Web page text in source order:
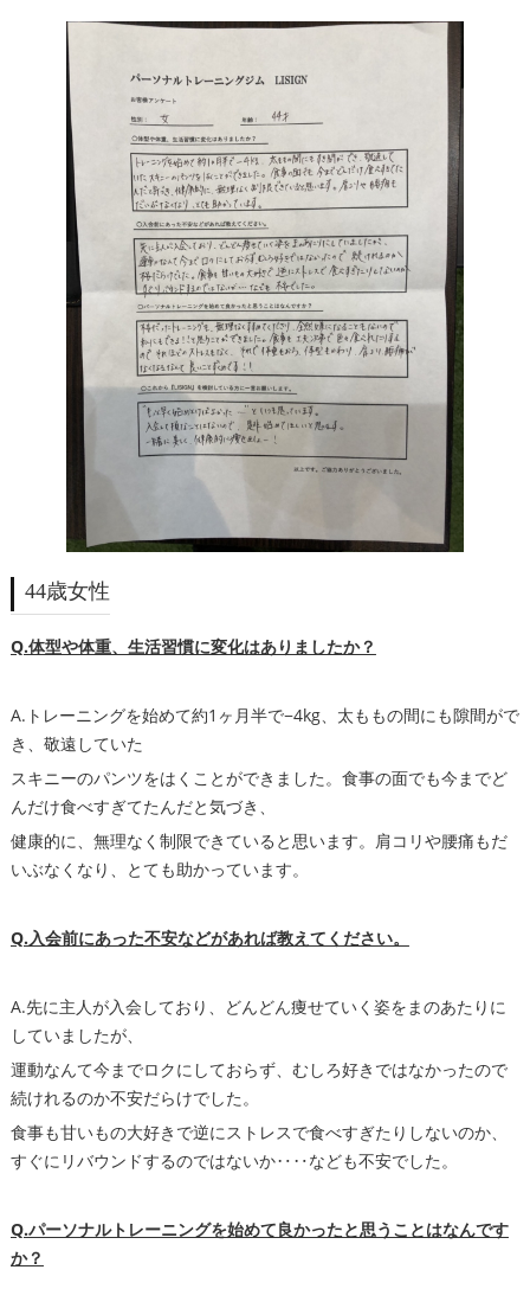
44歳女性
Q.体型や体重、生活習慣に変化はありましたか？
A.トレーニングを始めて約1ヶ月半で−4kg、太ももの間にも隙間がで
き、敬遠していた
スキニーのパンツをはくことができました。食事の面でも今までど
んだけ食べすぎてたんだと気づき、
健康的に、無理なく制限できていると思います。肩コリや腰痛もだ
いぶなくなり、とても助かっています。
Q.入会前にあった不安などがあれば教えてください。
A.先に主人が入会しており、どんどん痩せていく姿をまのあたりに
していましたが、
運動なんて今までロクにしておらず、むしろ好きではなかったので
続けれるのか不安だらけでした。
食事も甘いもの大好きで逆にストレスで食べすぎたりしないのか、
すぐにリバウンドするのではないか‥‥なども不安でした。
Q.パーソナルトレーニングを始めて良かったと思うことはなんです
か？